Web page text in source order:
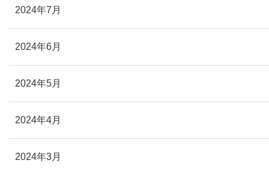
2024年7月
2024年6月
2024年5月
2024年4月
2024年3月